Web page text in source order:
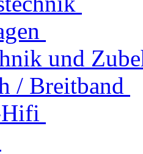
und
/ Breitband